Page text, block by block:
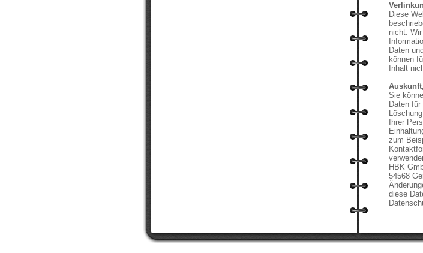
Diese
nicht.
Daten
können
Inhalt
Sie
Daten
Ihrer
zum
HBK
54568
diese